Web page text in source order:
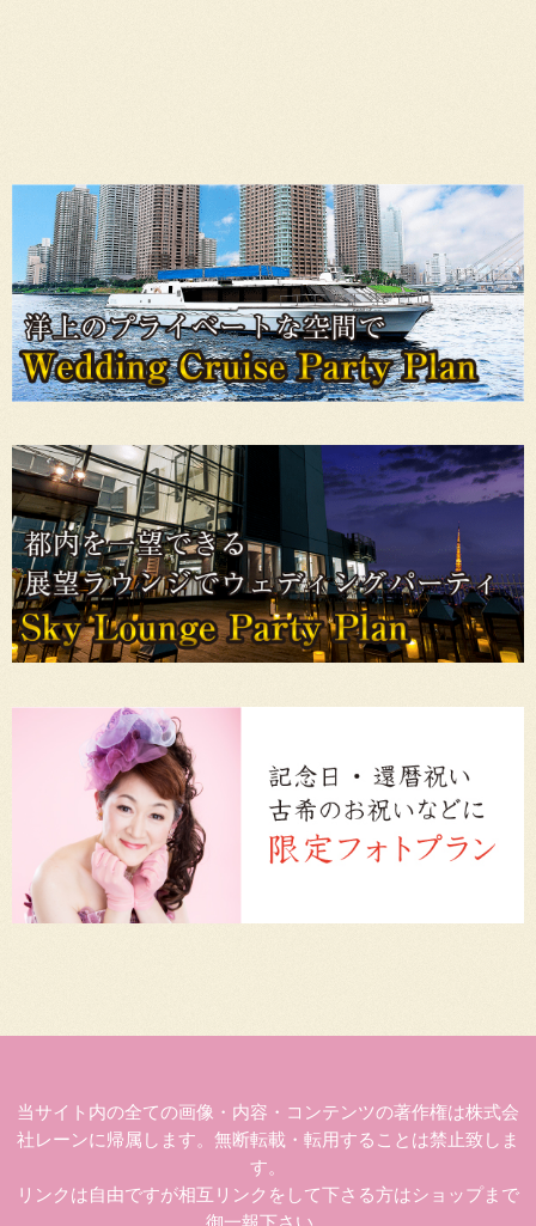
当サイト内の全ての画像・内容・コンテンツの著作権は株式会
社レーンに帰属します。無断転載・転用することは禁止致しま
す。
リンクは自由ですが相互リンクをして下さる方はショップまで